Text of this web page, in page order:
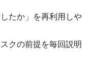
たか」を再利用しや
クの前提を毎回説明